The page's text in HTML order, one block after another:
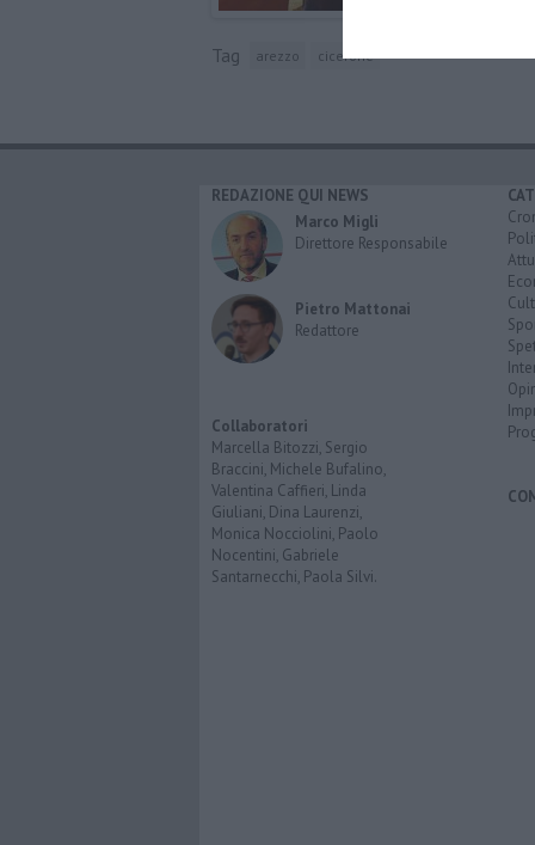
Tag arezzo cicerone
REDAZIONE QUI NEWS
Marco Migli
Direttore Responsabile
Pietro Mattonai
Redattore
Collaboratori
Marcella Bitozzi, Sergio
Braccini, Michele Bufalino,
Valentina Caffieri, Linda
Giuliani, Dina Laurenzi,
Monica Nocciolini, Paolo
Nocentini, Gabriele
Santarnecchi, Paola Silvi.